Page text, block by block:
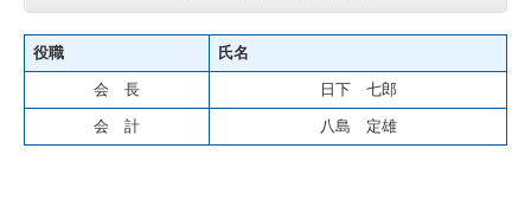
役職 氏名
会 長 日下 七郎
会 計 八島 定雄